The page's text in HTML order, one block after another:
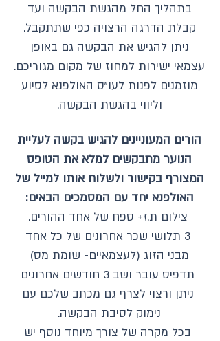
בתהליך החל מהגשת הבקשה ועד
קבלת הדרגה הרצויה כפי שתתקבל.
ניתן להגיש את הבקשה גם באופן
עצמאי ישירות למחוז של מקום מגוריכם.
מוזמנים לפנות לעו"ס האולפנא לסיוע
וליווי בהגשת הבקשה.
הורים המעוניינים להגיש בקשה לעליית
הנוער מתבקשים למלא את הטופס
המצורף בקישור ולשלוח אותו למייל של
האולפנא יחד עם המסמכים הבאים:
צילום ת.ז+ ספח של אחד ההורים.
3 תלושי שכר אחרונים של כל אחד
מבני הזוג (לעצמאיים- שומת מס)
תדפיס עובר ושב 3 חודשים אחרונים
ניתן ורצוי לצרף גם מכתב שלכם עם
נימוק לסיבת הבקשה.
בכל מקרה של צורך מיוחד נוסף יש